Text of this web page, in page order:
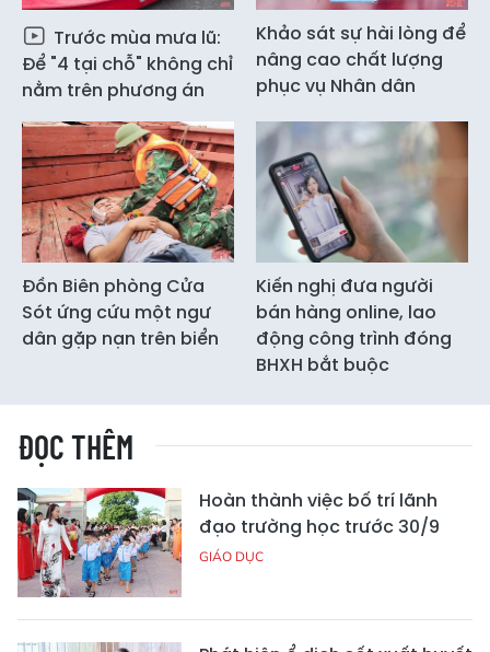
Trước mùa mưa lũ:
Để "4 tại chỗ" không chỉ
nằm trên phương án
Khảo sát sự hài lòng để
nâng cao chất lượng
phục vụ Nhân dân
Đồn Biên phòng Cửa
Sót ứng cứu một ngư
dân gặp nạn trên biển
Kiến nghị đưa người
bán hàng online, lao
động công trình đóng
BHXH bắt buộc
ĐỌC THÊM
Hoàn thành việc bố trí lãnh
đạo trường học trước 30/9
GIÁO DỤC